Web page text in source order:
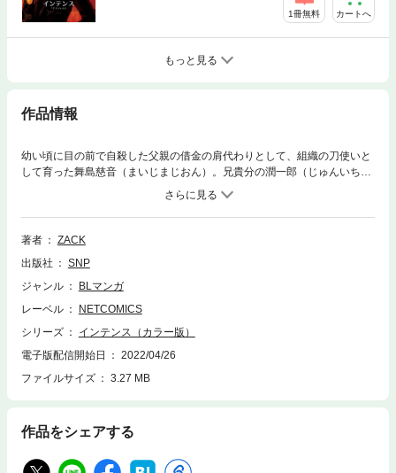
1冊無料 カートへ
もっと見る
作品情報
幼い頃に目の前で自殺した父親の借金の肩代わりとして、組織の刀使いと
して育った舞島慈音（まいじまじおん）。兄貴分の潤一郎（じゅんいちろ
う）の身柄拘束によって、慈音（じおん）は組織が管轄する風俗街でしば
らく身を隠すこととなった。社会の底辺たちが集まるその場所で、喋るこ
とのできない雑用係、秀（すぐる）と出会う。組員の入れ替わりによっ
て、ボロアパートの屋上部屋で一緒に暮らすことになったふたり。慈音
「……昨日は、あんたの目がきれいでキスしたかったんだ。」
著者
ZACK
出版社
SNP
ジャンル
BLマンガ
レーベル
NETCOMICS
シリーズ
インテンス（カラー版）
電子版配信開始日
2022/04/26
ファイルサイズ
3.27 MB
作品をシェアする